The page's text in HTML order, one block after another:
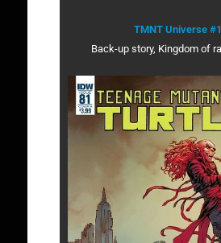
TMNT Universe
Back-up story, Kingdom of